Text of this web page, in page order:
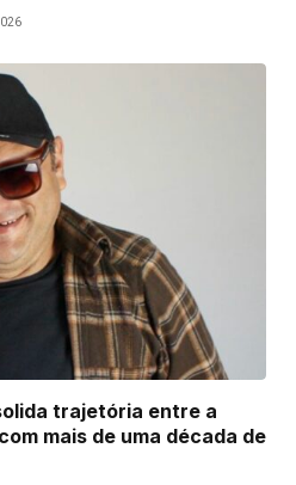
trajetória entre a
mais de uma década de